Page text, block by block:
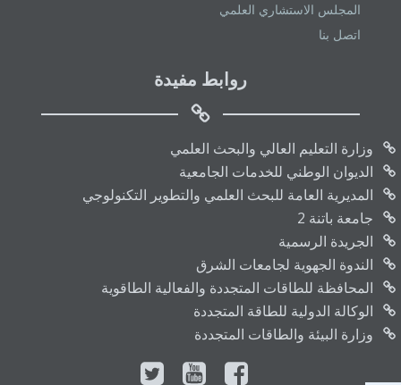
المجلس الاستشاري العلمي
اتصل بنا
روابط مفيدة
وزارة التعليم العالي والبحث العلمي
الديوان الوطني للخدمات الجامعية
المديرية العامة للبحث العلمي والتطوير التكنولوجي
جامعة باتنة 2
الجريدة الرسمية
الندوة الجهوية لجامعات الشرق
المحافظة للطاقات المتجددة والفعالية الطاقوية
الوكالة الدولية للطاقة المتجددة
وزارة البيئة والطاقات المتجددة